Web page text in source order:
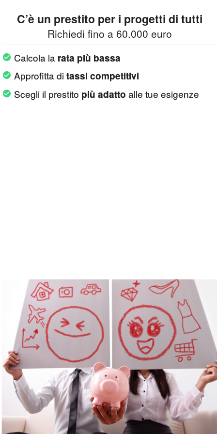
C’è un prestito per i progetti di tutti
Richiedi fino a 60.000 euro
Calcola la rata più bassa
Approfitta ditassi competitivi
Scegli il prestito più adatto alle tue esigenze